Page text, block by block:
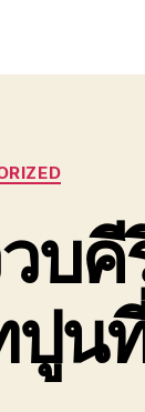
บ
ปูน